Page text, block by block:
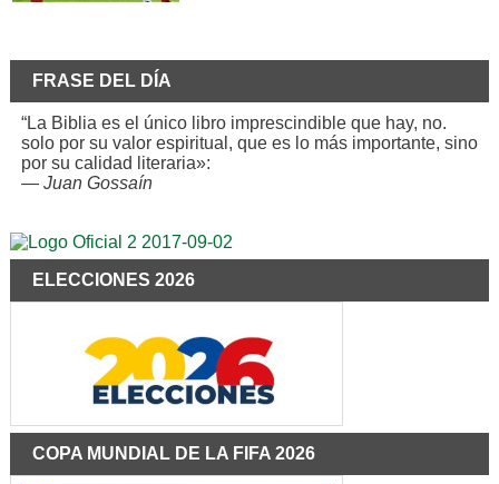
FRASE DEL DÍA
“La Biblia es el único libro imprescindible que hay, no.
solo por su valor espiritual, que es lo más importante, sino
por su calidad literaria»:
— Juan Gossaín
ELECCIONES 2026
COPA MUNDIAL DE LA FIFA 2026